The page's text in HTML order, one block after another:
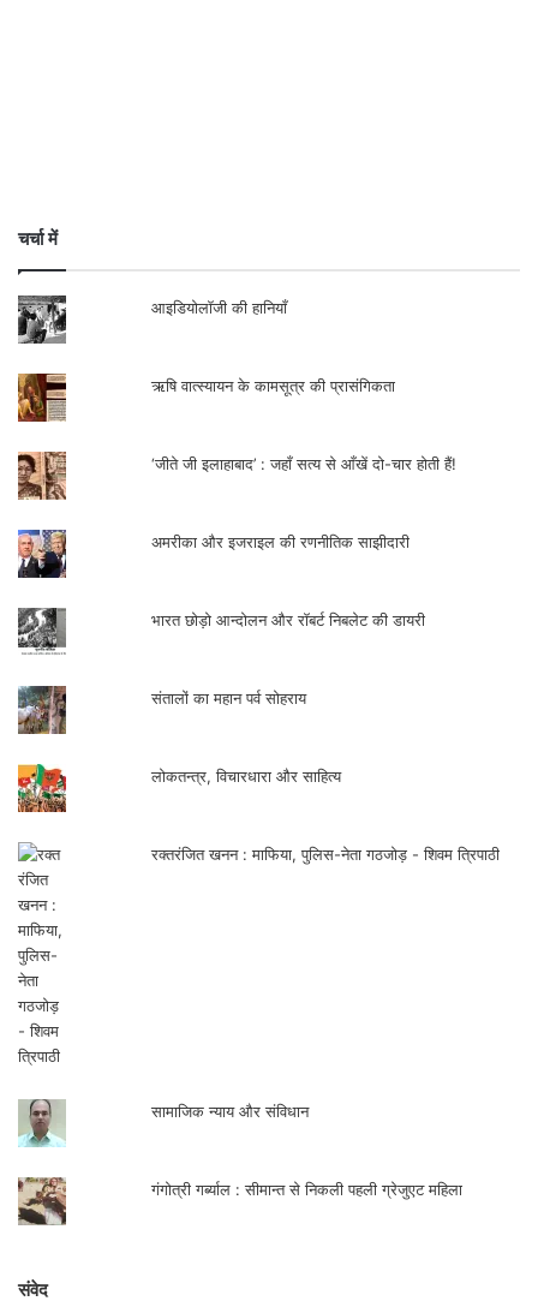
चर्चा में
आइडियोलॉजी की हानियाँ
ऋषि वात्स्यायन के कामसूत्र की प्रासंगिकता
‘जीते जी इलाहाबाद’ : जहाँ सत्य से आँखें दो-चार होती हैं!
अमरीका और इजराइल की रणनीतिक साझीदारी
भारत छोड़ो आन्दोलन और रॉबर्ट निबलेट की डायरी
संतालों का महान पर्व सोहराय
लोकतन्त्र, विचारधारा और साहित्य
रक्तरंजित खनन : माफिया, पुलिस-नेता गठजोड़ - शिवम त्रिपाठी
सामाजिक न्याय और संविधान
गंगोत्री गर्ब्याल : सीमान्त से निकली पहली ग्रेजुएट महिला
संवेद